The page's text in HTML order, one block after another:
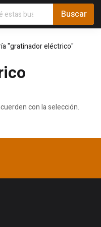
"gratinador eléctrico"
con la selección.